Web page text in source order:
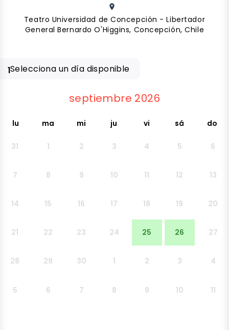
place
Teatro Universidad de Concepción - Libertador
General Bernardo O'Higgins, Concepción, Chile
Selecciona un día disponible
1
septiembre 2026
lu ma mi ju vi sá do
31 1 2 3 4 5 6
7 8 9 10 11 12 13
14 15 16 17 18 19 20
21 22 23 24 25 26 27
28 29 30 1 2 3 4
5 6 7 8 9 10 11